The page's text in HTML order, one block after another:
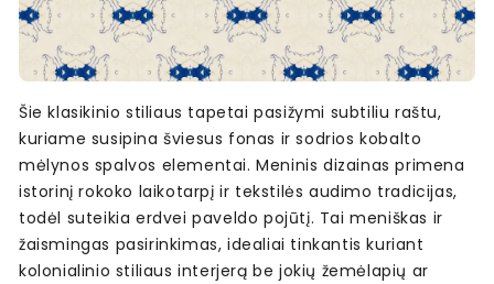
Šie klasikinio stiliaus tapetai pasižymi subtiliu raštu,
kuriame susipina šviesus fonas ir sodrios kobalto
mėlynos spalvos elementai. Meninis dizainas primena
istorinį rokoko laikotarpį ir tekstilės audimo tradicijas,
todėl suteikia erdvei paveldo pojūtį. Tai meniškas ir
žaismingas pasirinkimas, idealiai tinkantis kuriant
kolonialinio stiliaus interjerą be jokių žemėlapių ar